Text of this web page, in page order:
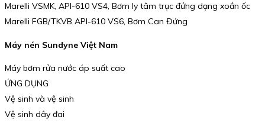
Marelli VSMK, API-610 VS4, Bơm ly tâm trục đứng dạng xoắn ốc
Marelli FGB/TKVB API-610 VS6, Bơm Can Đứng
Máy nén Sundyne Việt Nam
Máy bơm rửa nước áp suất cao
ỨNG DỤNG
Vệ sinh và vệ sinh
Vệ sinh dây đai